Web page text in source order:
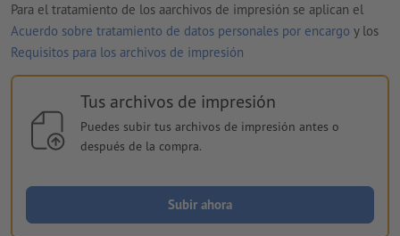
Para el tratamiento de los aarchivos de impresión se aplican el
Acuerdo sobre tratamiento de datos personales por encargo y los
Requisitos para los archivos de impresión
Tus archivos de impresión
Puedes subir tus archivos de impresión antes o
después de la compra.
Subir ahora